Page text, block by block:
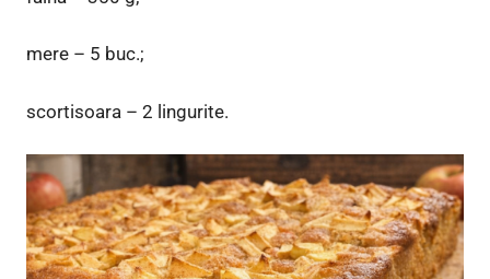
mere – 5 buc.;
scortisoara – 2 lingurite.